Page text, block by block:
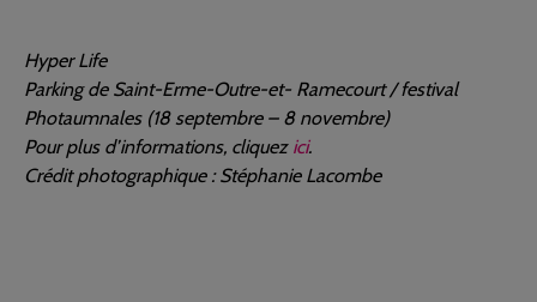
Hyper Life
Parking de Saint-Erme-Outre-et- Ramecourt / festival
Photaumnales (18 septembre – 8 novembre)
Pour plus d’informations, cliquez ici.
Crédit photographique : Stéphanie Lacombe